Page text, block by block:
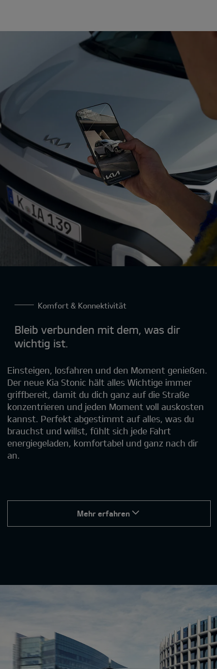
Komfort & Konnektivität
Bleib verbunden mit dem, was dir
wichtig ist.
Einsteigen, losfahren und den Moment genießen.
Der neue Kia Stonic hält alles Wichtige immer
griffbereit, damit du dich ganz auf die Straße
konzentrieren und jeden Moment voll auskosten
kannst. Perfekt abgestimmt auf alles, was du
brauchst und willst, fühlt sich jede Fahrt
energiegeladen, komfortabel und ganz nach dir
an.
Mehr erfahren